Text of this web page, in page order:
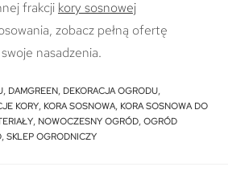
frakcji kory sosnowej
zobacz pełną ofertę
nasadzenia.
, DAMGREEN, DEKORACJA OGRODU,
KORY, KORA SOSNOWA, KORA SOSNOWA DO
, NOWOCZESNY OGRÓD, OGRÓD
, SKLEP OGRODNICZY